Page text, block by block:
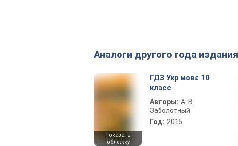
Аналоги другого года издания
показать
обложку
ГДЗ Укр мова 10
класс
Авторы: А. В.
Заболотный
Год: 2015